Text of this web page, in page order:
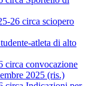
26 circa sciopero
atleta di alto
circa convocazione
2025 (ris.)